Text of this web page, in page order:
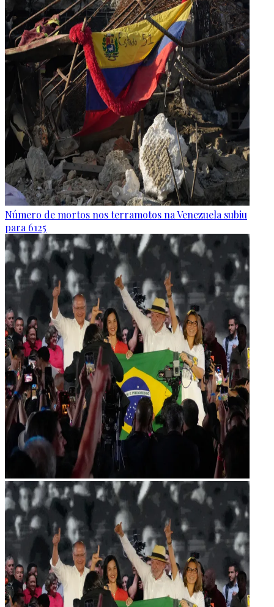
Número de mortos nos terramotos na Venezuela subiu
para 6125